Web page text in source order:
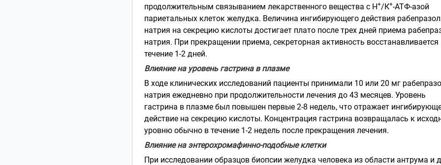
продолжительным связыванием лекарственного вещества с Н+/К+-АТФ-азой
париетальных клеток желудка. Величина ингибирующего действия
натрия на секрецию кислоты достигает плато после трех дней приема
натрия. При прекращении приема, секреторная активность восстанавливается
течение 1-2 дней.
Влияние на уровень гастрина в плазме
В ходе клинических исследований пациенты принимали 10 или 20 мг
натрия ежедневно при продолжительности лечения до 43 месяцев. Уровень
гастрина в плазме был повышен первые 2-8 недель, что отражает
действие на секрецию кислоты. Концентрация гастрина возвращалась к
уровню обычно в течение 1-2 недель после прекращения лечения.
Влияние на энтерохромафинно-подобные клетки
При исследовании образцов биопсии желудка человека из области антрума и